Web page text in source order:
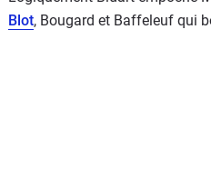
Blot, Bougard et Baffeleuf qui